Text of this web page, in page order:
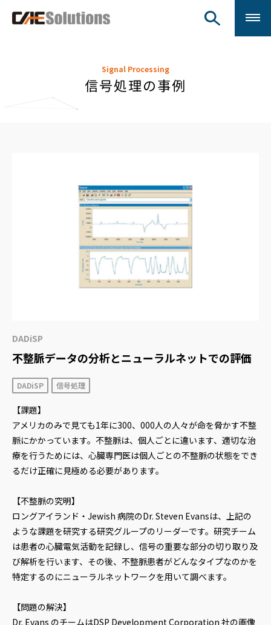
Signal Processing
信号処理の事例
DADiSP
不整脈データの分析とニューラルネットでの評価
DADiSP 信号処理
【課題】
アメリカのみで見ても1年に300、000人の人々が命を脅かす不整
脈にかかっています。不整脈は、個人ごとに違います、適切な治
療を行うためには、心臓専門医は個人ごとの不整脈の状態をでき
るだけ正確に見極める必要があります。
【不整脈の究明】
ロングアイランド・Jewish 病院のDr. Steven Evansは、上記の
ような課題を研究する研究グループのリーダーです。研究チーム
は患者の心臓電気活動を記録し、信号の重要な部分の切り取り及
び解析を行います、その後、不整脈患者がどんなタイプなのかを
特定するのにニューラルネットワークを用いて調べます。
【問題の解決】
Dr. Evans のチームはDSP Development Corporation 社の画像